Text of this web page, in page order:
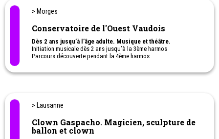
tant que citoyen du monde, en lui donnant la parole afin qu’il
s’engage pour ses droits et ceux des autres.
> Morges
Conservatoire de l'Ouest Vaudois
Dès 2 ans jusqu’à l’âge adulte. Musique et théâtre.
Initiation musicale dès 2 ans jusqu’à la 3ème harmos
Parcours découverte pendant la 4ème harmos
Cours collectifs de théâtre et stages de vacances.
> Lausanne
Clown Gaspacho. Magicien, sculpture de
ballon et clown